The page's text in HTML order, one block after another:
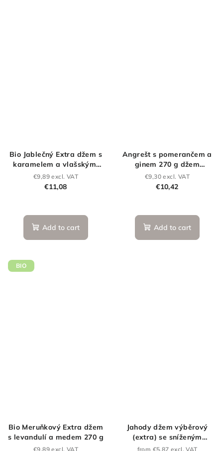
Bio Jablečný Extra džem s
karamelem a vlašskými
ořechy 270 g
€9,89 excl. VAT
€11,08
Add to cart
Angrešt s pomerančem a
ginem 270 g džem
výběrový (extra) se
sníženým obsahem cukru
€9,30 excl. VAT
€10,42
Add to cart
BIO
Bio Meruňkový Extra džem
s levandulí a medem 270 g
€9,89 excl. VAT
Jahody džem výběrový
(extra) se sníženým
obsahem cukru
from €5,87 excl. VAT